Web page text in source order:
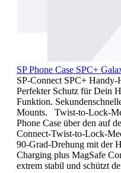
SP Phone Case SPC+
SP-Connect SPC+
Perfekter Schutz für Dein
Funktion.
Mounts. Twist-to-Lock-
Phone Case über den auf
Connect-Twist-to-Lock-
90-Grad-Drehung mit der
Charging plus MagSafe
extrem stabil und schützt